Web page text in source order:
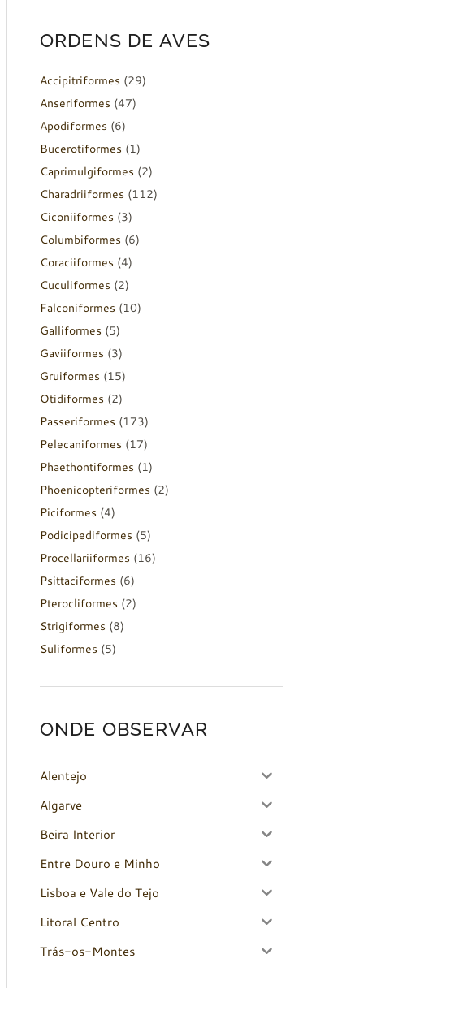
ORDENS DE AVES
Accipitriformes (29)
Anseriformes (47)
Apodiformes (6)
Bucerotiformes (1)
Caprimulgiformes (2)
Charadriiformes (112)
Ciconiiformes (3)
Columbiformes (6)
Coraciiformes (4)
Cuculiformes (2)
Falconiformes (10)
Galliformes (5)
Gaviiformes (3)
Gruiformes (15)
Otidiformes (2)
Passeriformes (173)
Pelecaniformes (17)
Phaethontiformes (1)
Phoenicopteriformes (2)
Piciformes (4)
Podicipediformes (5)
Procellariiformes (16)
Psittaciformes (6)
Pterocliformes (2)
Strigiformes (8)
Suliformes (5)
ONDE OBSERVAR
Alentejo
Algarve
Beira Interior
Entre Douro e Minho
Lisboa e Vale do Tejo
Litoral Centro
Trás-os-Montes